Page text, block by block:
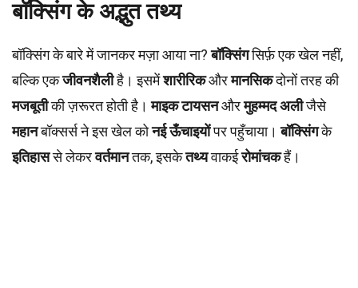
बॉक्सिंग के अद्भुत तथ्य
बॉक्सिंग के बारे में जानकर मज़ा आया ना?बॉक्सिंगसिर्फ़ एक खेल नहीं,
बल्कि एकजीवनशैलीहै। इसमेंशारीरिकऔरमानसिकदोनों तरह की
मजबूतीकी ज़रूरत होती है।माइक टायसनऔरमुहम्मद अलीजैसे
महानबॉक्सर्स ने इस खेल कोनई ऊँचाइयोंपर पहुँचाया।बॉक्सिंगके
इतिहाससे लेकरवर्तमानतक, इसकेतथ्यवाकईरोमांचकहैं।